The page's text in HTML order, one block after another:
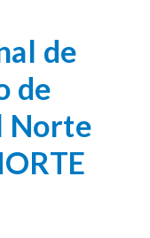
de
de
Norte